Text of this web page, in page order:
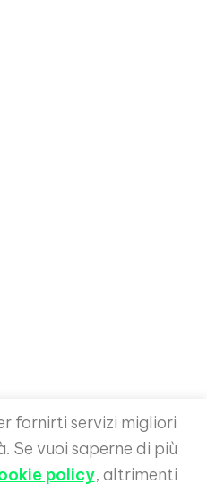
fornirti servizi migliori
Se vuoi saperne di più
policy, altrimenti